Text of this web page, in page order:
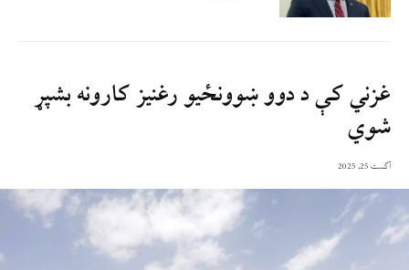
غزني کې د دوو ښوونځیو رغنیز کارونه بشپړ
شوي
آگست 25, 2025